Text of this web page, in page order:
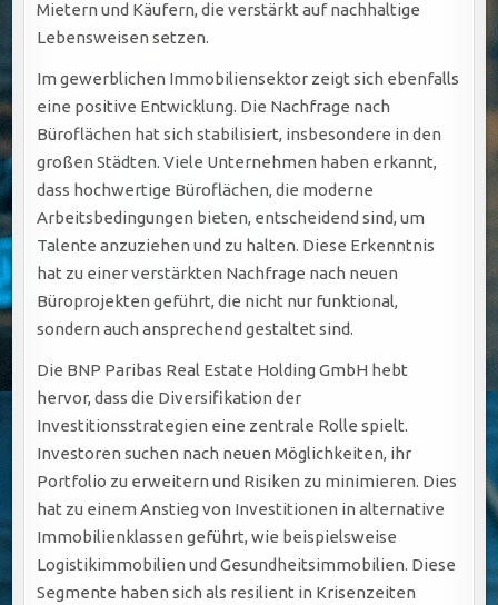
Mietern und Käufern, die verstärkt auf nachhaltige
Lebensweisen setzen.
Im gewerblichen Immobiliensektor zeigt sich ebenfalls
eine positive Entwicklung. Die Nachfrage nach
Büroflächen hat sich stabilisiert, insbesondere in den
großen Städten. Viele Unternehmen haben erkannt,
dass hochwertige Büroflächen, die moderne
Arbeitsbedingungen bieten, entscheidend sind, um
Talente anzuziehen und zu halten. Diese Erkenntnis
hat zu einer verstärkten Nachfrage nach neuen
Büroprojekten geführt, die nicht nur funktional,
sondern auch ansprechend gestaltet sind.
Die BNP Paribas Real Estate Holding GmbH hebt
hervor, dass die Diversifikation der
Investitionsstrategien eine zentrale Rolle spielt.
Investoren suchen nach neuen Möglichkeiten, ihr
Portfolio zu erweitern und Risiken zu minimieren. Dies
hat zu einem Anstieg von Investitionen in alternative
Immobilienklassen geführt, wie beispielsweise
Logistikimmobilien und Gesundheitsimmobilien. Diese
Segmente haben sich als resilient in Krisenzeiten